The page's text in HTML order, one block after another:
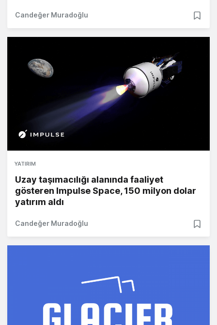
Candeğer Muradoğlu
YATIRIM
Uzay taşımacılığı alanında faaliyet
gösteren Impulse Space, 150 milyon dolar
yatırım aldı
Candeğer Muradoğlu